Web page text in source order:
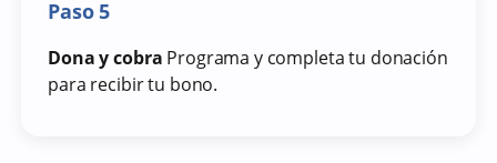
Paso 5
Dona y cobra Programa y completa tu donación
para recibir tu bono.